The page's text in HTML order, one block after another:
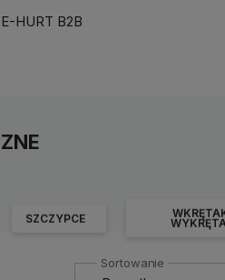
E-HURT B2B
SZCZYPCE